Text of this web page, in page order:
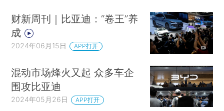
财新周刊｜比亚迪：“卷王”养
成
2024年06月15日 APP打开
混动市场烽火又起 众多车企
围攻比亚迪
2024年05月26日 APP打开